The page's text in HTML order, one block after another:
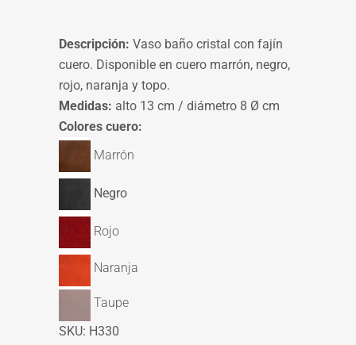
Descripción: Vaso baño cristal con fajín
cuero. Disponible en cuero marrón, negro,
rojo, naranja y topo.
Medidas: alto 13 cm / diámetro 8 Ø cm
Colores cuero:
Marrón
Negro
Rojo
Naranja
Taupe
SKU: H330